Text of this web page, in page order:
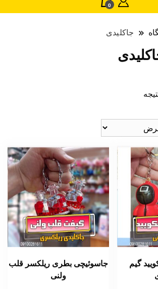
0
جاکلیدی
گیم
جاسوئیچی بطری ریلکسر قلب
ولنی